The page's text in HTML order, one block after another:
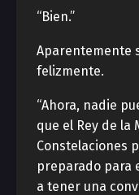
“Bien.”
Aparentemente
felizmente.
“Ahora, nadie
que el Rey de la
Constelaciones
preparado para
a tener una